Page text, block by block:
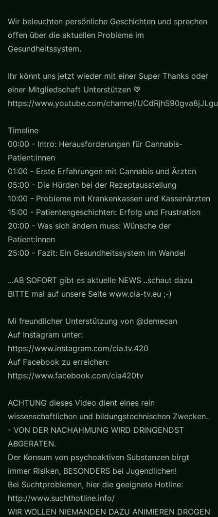
Wir beleuchten persönliche Geschichten und sprechen
offen über die aktuellen Probleme im
Gesundheitssystem.
Ihr könnt uns jetzt wieder mit einer Super Thanks oder
einer Mitgliedschaft Unterstützen 💚
https://www.youtube.com/channel/
Timeline
00:00 - Intro: Herausforderungen für Cannabis-
Patient:innen
01:00 - Erste Erfahrungen mit Cannabis und Ärzten
05:00 - Die Hürden bei der Rezeptausstellung
10:00 - Probleme mit Krankenkassen und Kassenärzten
15:00 - Patientengeschichten: Erfolg und Frustration
20:00 - Was sich ändern muss: Wünsche der
Patient:innen
25:00 - Fazit: Ein Gesundheitssystem im Wandel
...AB SOFORT gibt es aktuelle NEWS ..schaut dazu
BITTE mal auf unsere Seite www.cia-tv.eu ;-)
Mi freundlicher Unterstützung von @demecan
Auf Instagram unter:
https://www.instagram.com/cia.tv.420
Auf Facebook zu erreichen:
https://www.facebook.com/cia420tv
ACHTUNG dieses Video dient eines rein
wissenschaftlichen und bildungstechnischen Zwecken.
- VON DER NACHAHMUNG WIRD DRINGENDST
ABGERATEN.
Der Konsum von psychoaktiven Substanzen birgt
immer Risiken, BESONDERS bei Jugendlichen!
Bei Suchtproblemen, hier die geeignete Hotline:
http://www.suchthotline.info/
WIR WOLLEN NIEMANDEN DAZU ANIMIEREN DROGEN